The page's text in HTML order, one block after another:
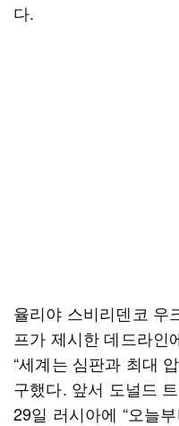
다.
율리야 스비리덴코 우
프가 제시한 데드라인
“세계는 심판과 최대
구했다. 앞서 도널드
29일 러시아에 “오늘